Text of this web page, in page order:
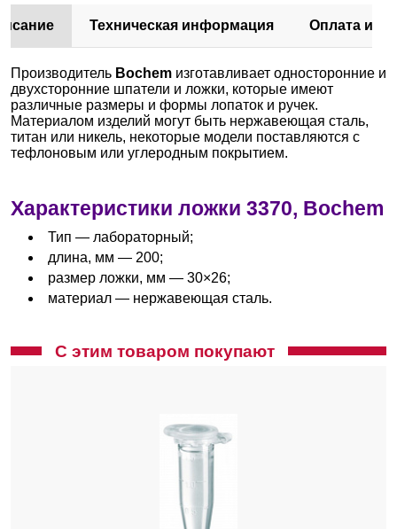
Техническая информация Оплата и
Производитель Bochem изготавливает односторонние и
двухсторонние шпатели и ложки, которые имеют
различные размеры и формы лопаток и ручек.
Материалом изделий могут быть нержавеющая сталь,
титан или никель, некоторые модели поставляются с
тефлоновым или углеродным покрытием.
Характеристики ложки 3370, Bochem
Тип — лабораторный;
длина, мм — 200;
размер ложки, мм — 30×26;
материал — нержавеющая сталь.
С этим товаром покупают